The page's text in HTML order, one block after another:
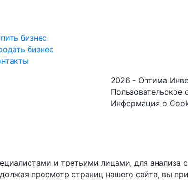
бизнес
бизнес
2026 - Оптима
Пользовательское
Информация о
и третьими лицами, для анализа
просмотр страниц нашего сайта, вы